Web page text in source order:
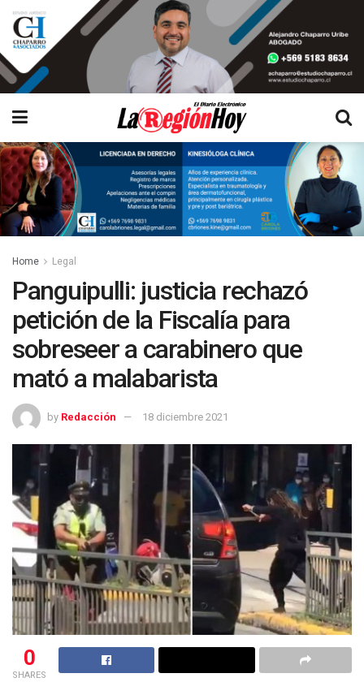
Home Legal
Panguipulli: justicia rechazó
petición de la Fiscalía para
sobreseer a carabinero que
mató a malabarista
by Redacción 18 diciembre 2021
0
SHARES